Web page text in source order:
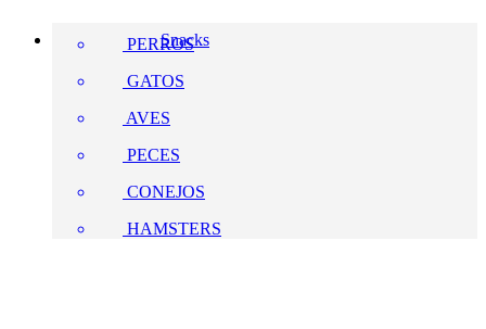
Snacks
PERROS
GATOS
AVES
PECES
CONEJOS
HAMSTERS